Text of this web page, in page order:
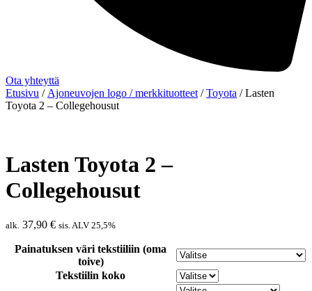
Ota yhteyttä
Etusivu / Ajoneuvojen logo / merkkituotteet /Toyota / Lasten
Toyota 2 – Collegehousut
Lasten Toyota 2 –
Collegehousut
alk. 37,90 € sis. ALV 25,5%
Painatuksen väri tekstiiliin (oma
toive)
Tekstiilin koko